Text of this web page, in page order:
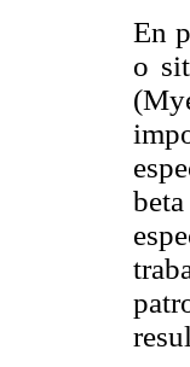
En
o